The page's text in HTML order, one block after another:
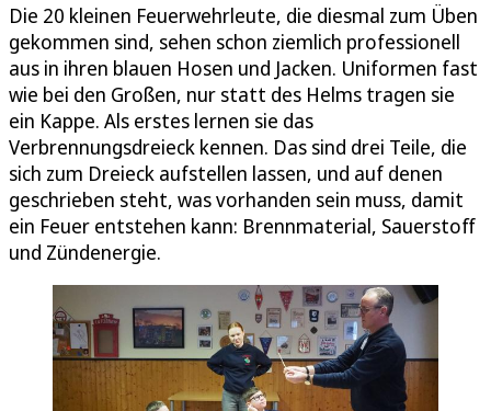
Die 20 kleinen Feuerwehrleute, die diesmal zum Üben
gekommen sind, sehen schon ziemlich professionell
aus in ihren blauen Hosen und Jacken. Uniformen fast
wie bei den Großen, nur statt des Helms tragen sie
ein Kappe. Als erstes lernen sie das
Verbrennungsdreieck kennen. Das sind drei Teile, die
sich zum Dreieck aufstellen lassen, und auf denen
geschrieben steht, was vorhanden sein muss, damit
ein Feuer entstehen kann: Brennmaterial, Sauerstoff
und Zündenergie.